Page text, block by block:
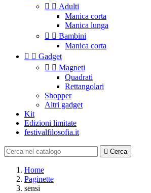
  Adulti
Manica corta
Manica lunga
  Bambini
Manica corta
  Gadget
  Magneti
Quadrati
Rettangolari
Shopper
Altri gadget
Kit
Edizioni limitate
festivalfilosofia.it
 Cerca
Home
Paginette
sensi